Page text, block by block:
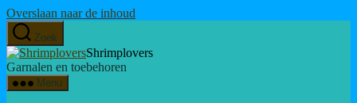
Overslaan naar de inhoud
Zoek
Shrimplovers
Garnalen en toebehoren
Menu